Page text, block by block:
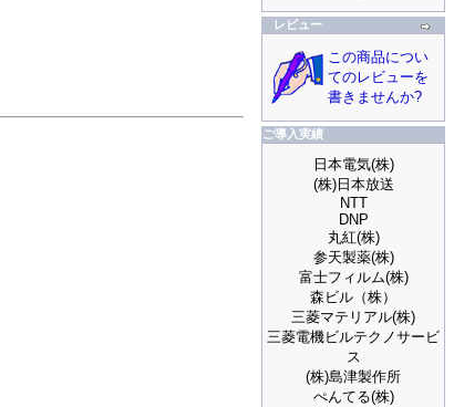
レビュー
この商品につい
てのレビューを
書きませんか?
ご導入実績
日本電気(株)
(株)日本放送
NTT
DNP
丸紅(株)
参天製薬(株)
富士フィルム(株)
森ビル（株）
三菱マテリアル(株)
三菱電機ビルテクノサービ
ス
(株)島津製作所
ぺんてる(株)